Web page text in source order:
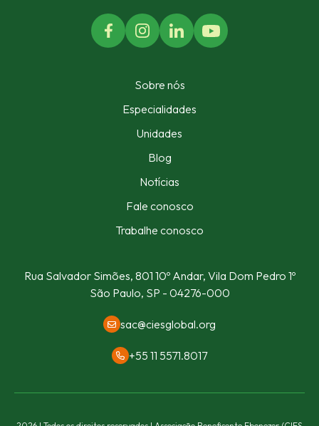
Sobre nós
Especialidades
Unidades
Blog
Notícias
Fale conosco
Trabalhe conosco
Rua Salvador Simões, 801 10º Andar, Vila Dom Pedro 1º
São Paulo, SP - 04276-000
sac@ciesglobal.org
+55 11 5571.8017